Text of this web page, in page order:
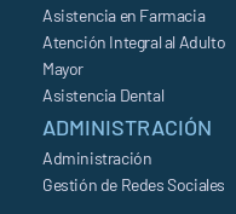
Asistencia en Farmacia
Atención Integral al Adulto
Mayor
Asistencia Dental
ADMINISTRACIÓN
Administración
Gestión de Redes Sociales